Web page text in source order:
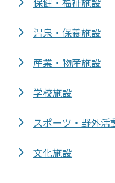
温泉・保養施設
産業・物産施設
学校施設
スポーツ・野外活
文化施設